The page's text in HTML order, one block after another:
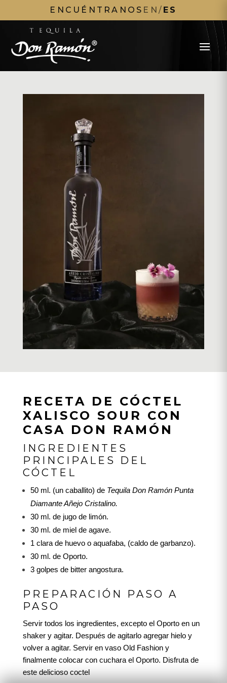
ENCUÉNTRANOS EN / ES
RECETA DE CÓCTEL
XALISCO SOUR CON
CASA DON RAMÓN
INGREDIENTES
PRINCIPALES DEL
CÓCTEL
50 ml. (un caballito) de Tequila Don Ramón Punta
Diamante Añejo Cristalino.
30 ml. de jugo de limón.
30 ml. de miel de agave.
1 clara de huevo o aquafaba, (caldo de garbanzo).
30 ml. de Oporto.
3 golpes de bitter angostura.
PREPARACIÓN PASO A
PASO
Servir todos los ingredientes, excepto el Oporto en un
shaker y agitar. Después de agitarlo agregar hielo y
volver a agitar. Servir en vaso Old Fashion y
finalmente colocar con cuchara el Oporto. Disfruta de
este delicioso coctel